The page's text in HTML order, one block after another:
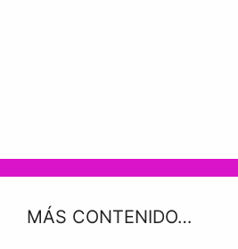
MÁS CONTENIDO…